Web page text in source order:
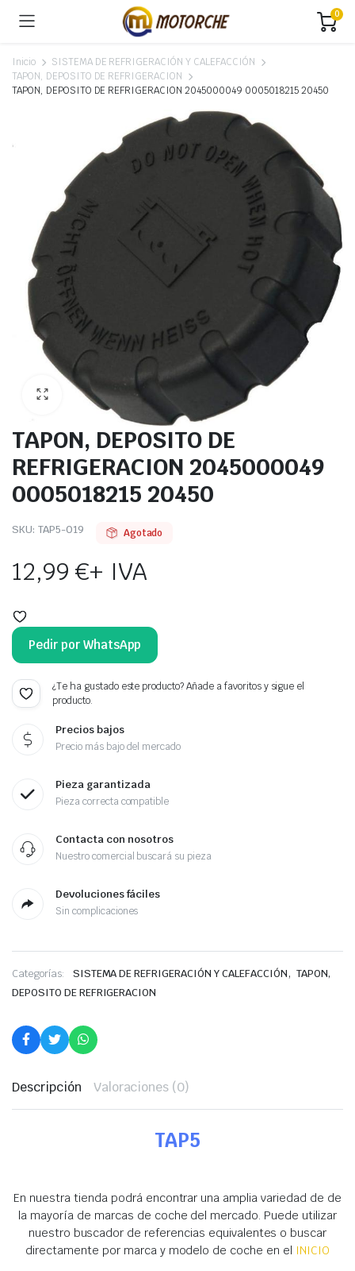
0
Inicio
SISTEMA DE REFRIGERACIÓN Y CALEFACCIÓN
TAPON, DEPOSITO DE REFRIGERACION
TAPON, DEPOSITO DE REFRIGERACION 2045000049 0005018215 20450
TAPON, DEPOSITO DE
REFRIGERACION 2045000049
0005018215 20450
SKU: TAP5-019 Agotado
12,99€+ IVA
Pedir por WhatsApp
¿Te ha gustado este producto? Añade a favoritos y sigue el
producto.
Precios bajos
Precio más bajo del mercado
Pieza garantizada
Pieza correcta compatible
Contacta con nosotros
Nuestro comercial buscará su pieza
Devoluciones fáciles
Sin complicaciones
Categorías: SISTEMA DE REFRIGERACIÓN Y CALEFACCIÓN, TAPON,
DEPOSITO DE REFRIGERACION
Descripción Valoraciones (0)
TAP5
En nuestra tienda podrá encontrar una amplia variedad de de
la mayoría de marcas de coche del mercado. Puede utilizar
nuestro buscador de referencias equivalentes o buscar
directamente por marca y modelo de coche en el INICIO